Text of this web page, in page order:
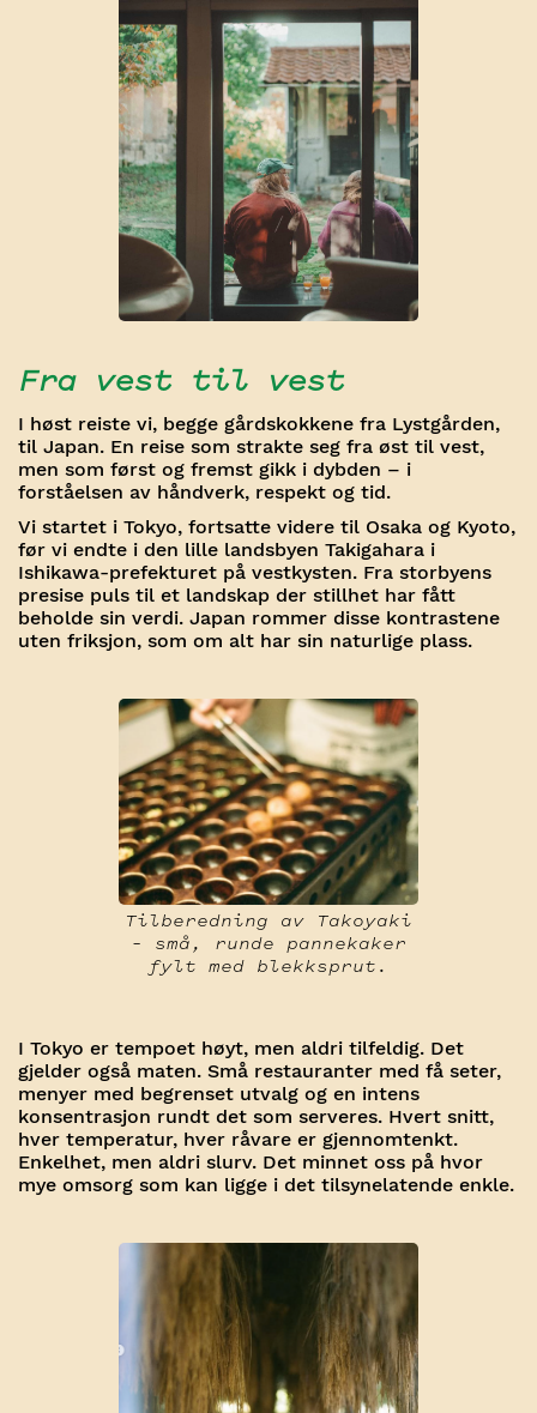
Fra vest til vest
I høst reiste vi, begge gårdskokkene fra Lystgården,
til Japan. En reise som strakte seg fra øst til vest,
men som først og fremst gikk i dybden – i
forståelsen av håndverk, respekt og tid.
Vi startet i Tokyo, fortsatte videre til Osaka og Kyoto,
før vi endte i den lille landsbyen Takigahara i
Ishikawa-prefekturet på vestkysten. Fra storbyens
presise puls til et landskap der stillhet har fått
beholde sin verdi. Japan rommer disse kontrastene
uten friksjon, som om alt har sin naturlige plass.
Tilberedning av Takoyaki
– små, runde pannekaker
fylt med blekksprut.
I Tokyo er tempoet høyt, men aldri tilfeldig. Det
gjelder også maten. Små restauranter med få seter,
menyer med begrenset utvalg og en intens
konsentrasjon rundt det som serveres. Hvert snitt,
hver temperatur, hver råvare er gjennomtenkt.
Enkelhet, men aldri slurv. Det minnet oss på hvor
mye omsorg som kan ligge i det tilsynelatende enkle.